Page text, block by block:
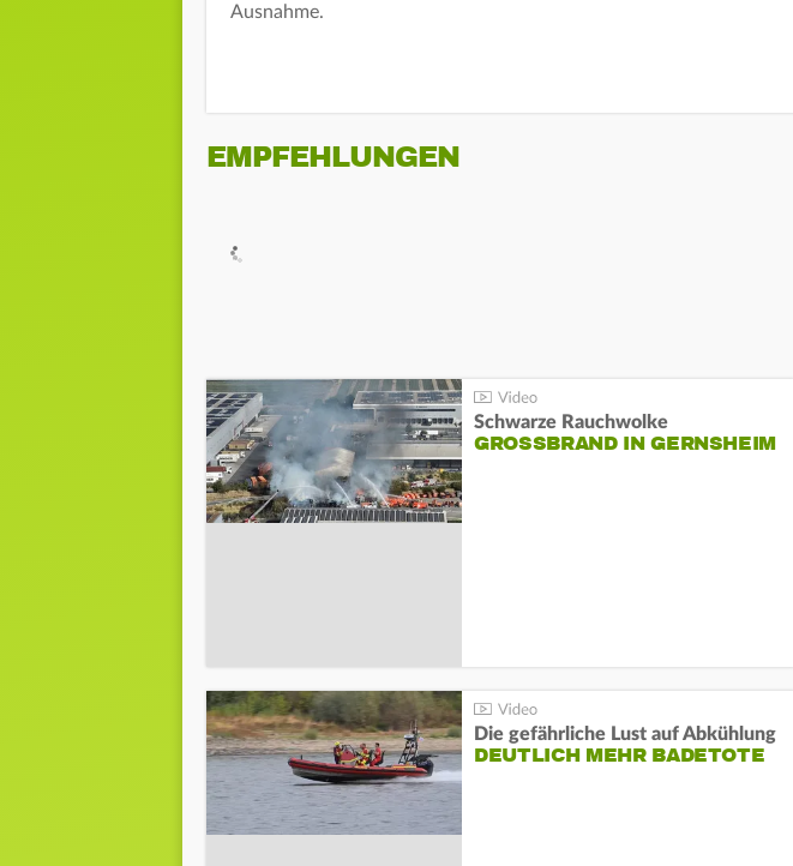
Ausnahme.
EMPFEHLUNGEN
Schwarze Rauchwolke
GROSSBRAND IN GERNSHEIM
Die gefährliche Lust auf Abkühlung
DEUTLICH MEHR BADETOTE